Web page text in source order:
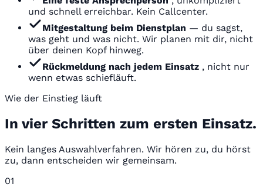
und schnell erreichbar. Kein Callcenter.
Mitgestaltung beim Dienstplan — du sagst,
was geht und was nicht. Wir planen mit dir, nicht
über deinen Kopf hinweg.
Rückmeldung nach jedem Einsatz , nicht nur
wenn etwas schiefläuft.
Wie der Einstieg läuft
In vier Schritten zum ersten Einsatz.
Kein langes Auswahlverfahren. Wir hören zu, du hörst
zu, dann entscheiden wir gemeinsam.
01